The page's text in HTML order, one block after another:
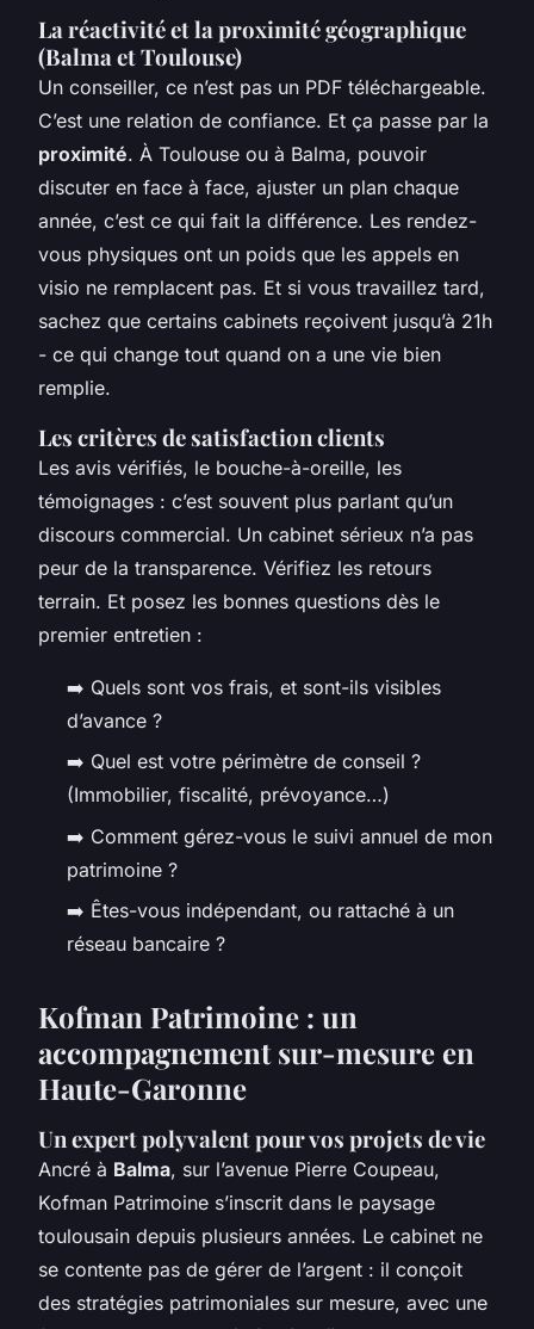
La réactivité et la proximité géographique
(Balma et Toulouse)
Un conseiller, ce n’est pas un PDF téléchargeable.
C’est une relation de confiance. Et ça passe par la
proximité. À Toulouse ou à Balma, pouvoir
discuter en face à face, ajuster un plan chaque
année, c’est ce qui fait la différence. Les rendez-
vous physiques ont un poids que les appels en
visio ne remplacent pas. Et si vous travaillez tard,
sachez que certains cabinets reçoivent jusqu’à 21h
- ce qui change tout quand on a une vie bien
remplie.
Les critères de satisfaction clients
Les avis vérifiés, le bouche-à-oreille, les
témoignages : c’est souvent plus parlant qu’un
discours commercial. Un cabinet sérieux n’a pas
peur de la transparence. Vérifiez les retours
terrain. Et posez les bonnes questions dès le
premier entretien :
➡️ Quels sont vos frais, et sont-ils visibles
d’avance ?
➡️ Quel est votre périmètre de conseil ?
(Immobilier, fiscalité, prévoyance…)
➡️ Comment gérez-vous le suivi annuel de mon
patrimoine ?
➡️ Êtes-vous indépendant, ou rattaché à un
réseau bancaire ?
Kofman Patrimoine : un
accompagnement sur-mesure en
Haute-Garonne
Un expert polyvalent pour vos projets de vie
Ancré à Balma, sur l’avenue Pierre Coupeau,
Kofman Patrimoine s’inscrit dans le paysage
toulousain depuis plusieurs années. Le cabinet ne
se contente pas de gérer de l’argent : il conçoit
des stratégies patrimoniales sur mesure, avec une